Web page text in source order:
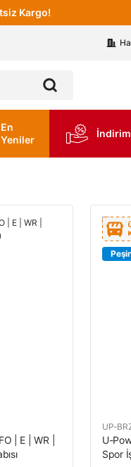
Kargo!
En
Yeniler
İndirim
| E | WR |
UP-
U-
Spor